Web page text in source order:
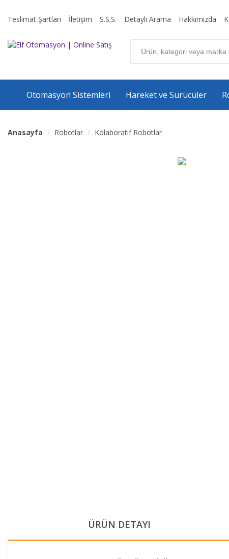
Teslimat Şartları İletişim S.S.S. Detaylı Arama Hakkımızda
Otomasyon Sistemleri Hareket ve Sürücüler
Anasayfa Robotlar Kolaboratif Robotlar
ÜRÜN DETAYI